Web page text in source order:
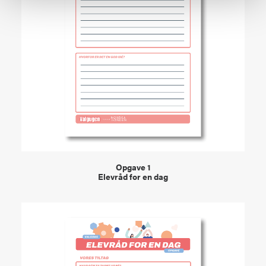
Opgave 1
Elevråd for en dag